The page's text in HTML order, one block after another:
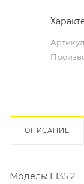
Артикул
ОПИСАНИЕ
Модель: I 135 2